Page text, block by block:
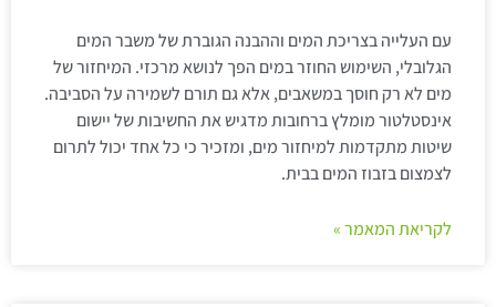
עם העלייה בצריכת המים וההבנה הגוברת של משבר המים
הגלובלי, השימוש החוזר במים הפך לנושא מרכזי. המיחזור של
מים לא רק חוסך במשאבים, אלא גם תורם לשמירה על הסביבה.
אינסטלטור מומלץ ברחובות מדגיש את החשיבות של יישום
שיטות מתקדמות למיחזור מים, ומזכיר כי כל אחד יכול לתרום
לצמצום בזבוז המים בבית.
לקריאת המאמר »